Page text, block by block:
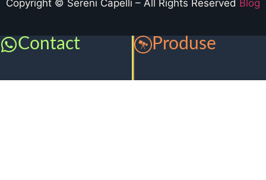
Copyright © Sereni Capelli – All Rights Reserved Blog
Contact Produse